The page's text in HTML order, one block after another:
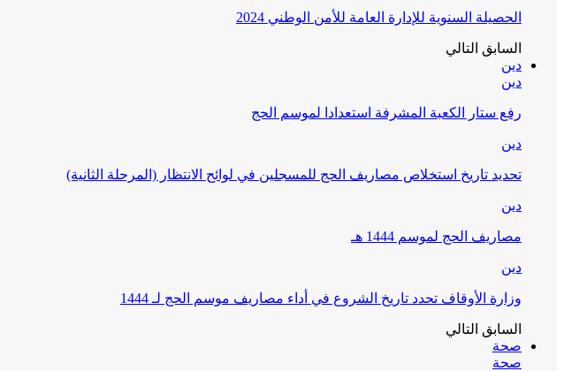
الحصيلة السنوية للإدارة العامة للأمن الوطني 2024
السابق التالي
دين
دين
رفع ستار الكعبة المشرفة استعدادا لموسم الحج
دين
تحديد تاريخ استخلاص مصاريف الحج للمسجلين في لوائح الانتظار (المرحلة الثانية)
دين
مصاريف الحج لموسم 1444 هـ
دين
وزارة الأوقاف تحدد تاريخ الشروع في أداء مصاريف موسم الحج لـ 1444
السابق التالي
صحة
صحة